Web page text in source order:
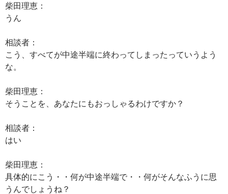
柴田理恵：
うん
相談者：
こう、すべてが中途半端に終わってしまったっていうよう
な。
柴田理恵：
そうことを、あなたにもおっしゃるわけですか？
相談者：
はい
柴田理恵：
具体的にこう・・何が中途半端で・・何がそんなふうに思
うんでしょうね？